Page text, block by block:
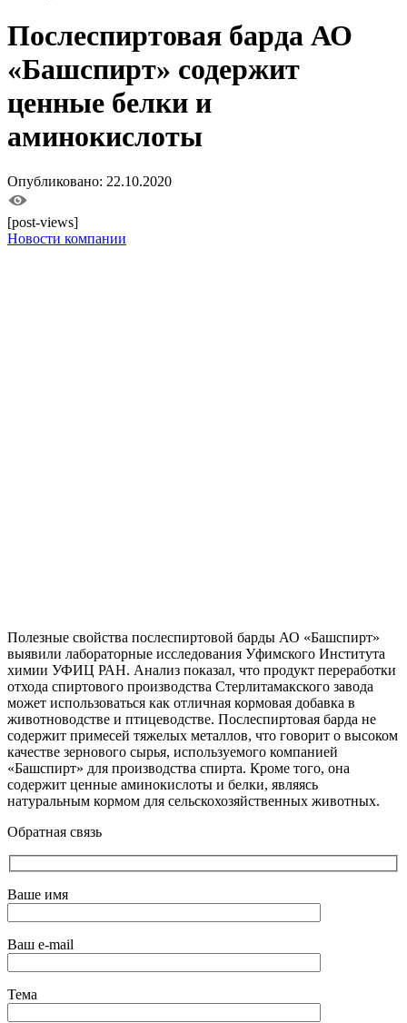
Послеспиртовая барда АО
«Башспирт» содержит
ценные белки и
аминокислоты
Опубликовано: 22.10.2020
[post-views]
Новости компании
Полезные свойства послеспиртовой барды АО «Башспирт»
выявили лабораторные исследования Уфимского Института
химии УФИЦ РАН. Анализ показал, что продукт переработки
отхода спиртового производства Стерлитамакского завода
может использоваться как отличная кормовая добавка в
животноводстве и птицеводстве. Послеспиртовая барда не
содержит примесей тяжелых металлов, что говорит о высоком
качестве зернового сырья, используемого компанией
«Башспирт» для производства спирта. Кроме того, она
содержит ценные аминокислоты и белки, являясь
натуральным кормом для сельскохозяйственных животных.
Обратная связь
Ваше имя
Ваш e-mail
Тема